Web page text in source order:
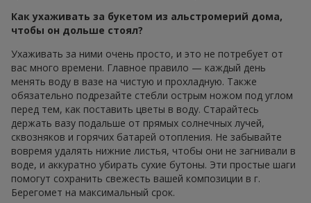
Как ухаживать за букетом из альстромерий дома,
чтобы он дольше стоял?
Ухаживать за ними очень просто, и это не потребует от
вас много времени. Главное правило — каждый день
менять воду в вазе на чистую и прохладную. Также
обязательно подрезайте стебли острым ножом под углом
перед тем, как поставить цветы в воду. Старайтесь
держать вазу подальше от прямых солнечных лучей,
сквозняков и горячих батарей отопления. Не забывайте
вовремя удалять нижние листья, чтобы они не загнивали в
воде, и аккуратно убирать сухие бутоны. Эти простые шаги
помогут сохранить свежесть вашей композиции в г.
Берегомет на максимальный срок.